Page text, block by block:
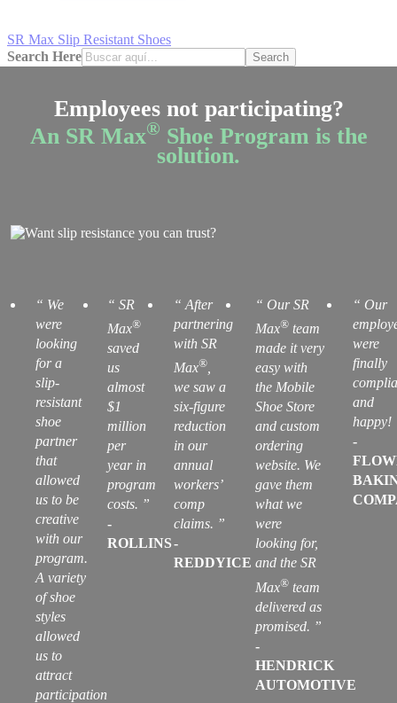
SR Max Slip Resistant Shoes
Search Here
Search
Employees not participating?
An SR Max® Shoe Program is the
solution.
“ We
were
looking
for a
slip-
resistant
shoe
partner
that
allowed
us to be
creative
with our
program.
A variety
of shoe
styles
allowed
us to
attract
participation
“ SR
Max®
saved
us
almost
$1
million
per
year in
program
costs. ”
-
ROLLINS
“ After
partnering
with SR
Max®
we saw a
six-figure
reduction
in our
annual
workers’
comp
claims. ”
-
REDDYICE
“ Our SR
Max® team
made it very
easy with
the Mobile
Shoe Store
and custom
ordering
website. We
gave them
what we
were
looking for,
and the SR
Max® team
delivered as
promised. ”
-
HENDRICK
AUTOMOTIVE
“ Our
were
finally
and
happy!
-